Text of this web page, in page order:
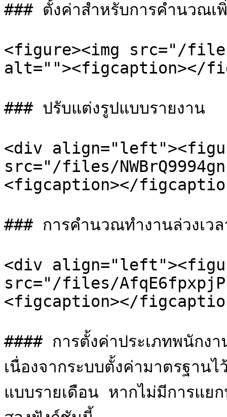
### ตั้งค่าสำหรับการคำนวณเ
<figure><img src="/files/
alt=""><figcaption></
### ปรับแต่งรูปแบบรายงาน
<div
src="/files/
<figcaption></
### การคำนวณทำงานล่วงเวล
<div
src="/files/
<figcaption></
#### การตั้งค่าประเภทพนักง
เนื่องจากระบบตั้งค่ามาตรฐาน
แบบรายเดือน หากไม่มีการแย